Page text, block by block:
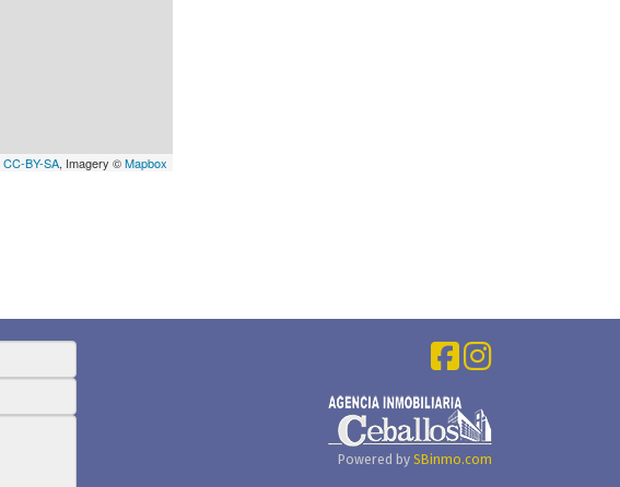
CC-BY-SA, Imagery ©Mapbox
Powered by SBinmo.com